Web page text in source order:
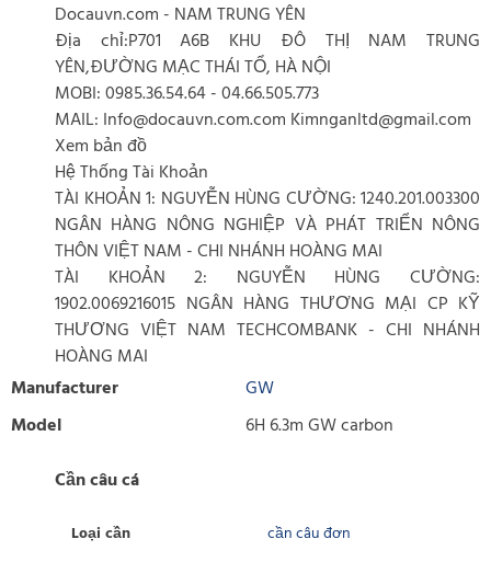
Docauvn.com - NAM TRUNG YÊN
Địa chỉ:P701 A6B KHU ĐÔ THỊ NAM TRUNG
YÊN,ĐƯỜNG MẠC THÁI TỔ, HÀ NỘI
MOBI: 0985.36.54.64 - 04.66.505.773
MAIL: Info@docauvn.com.com Kimnganltd@gmail.com
Xem bản đồ
Hệ Thống Tài Khoản
TÀI KHOẢN 1: NGUYỄN HÙNG CƯỜNG: 1240.201.003300
NGÂN HÀNG NÔNG NGHIỆP VÀ PHÁT TRIỂN NÔNG
THÔN VIỆT NAM - CHI NHÁNH HOÀNG MAI
TÀI KHOẢN 2: NGUYỄN HÙNG CƯỜNG:
1902.0069216015 NGÂN HÀNG THƯƠNG MẠI CP KỸ
THƯƠNG VIỆT NAM TECHCOMBANK - CHI NHÁNH
HOÀNG MAI
Manufacturer
GW
Model
6H 6.3m GW carbon
Cần câu cá
Loại cần cần câu đơn